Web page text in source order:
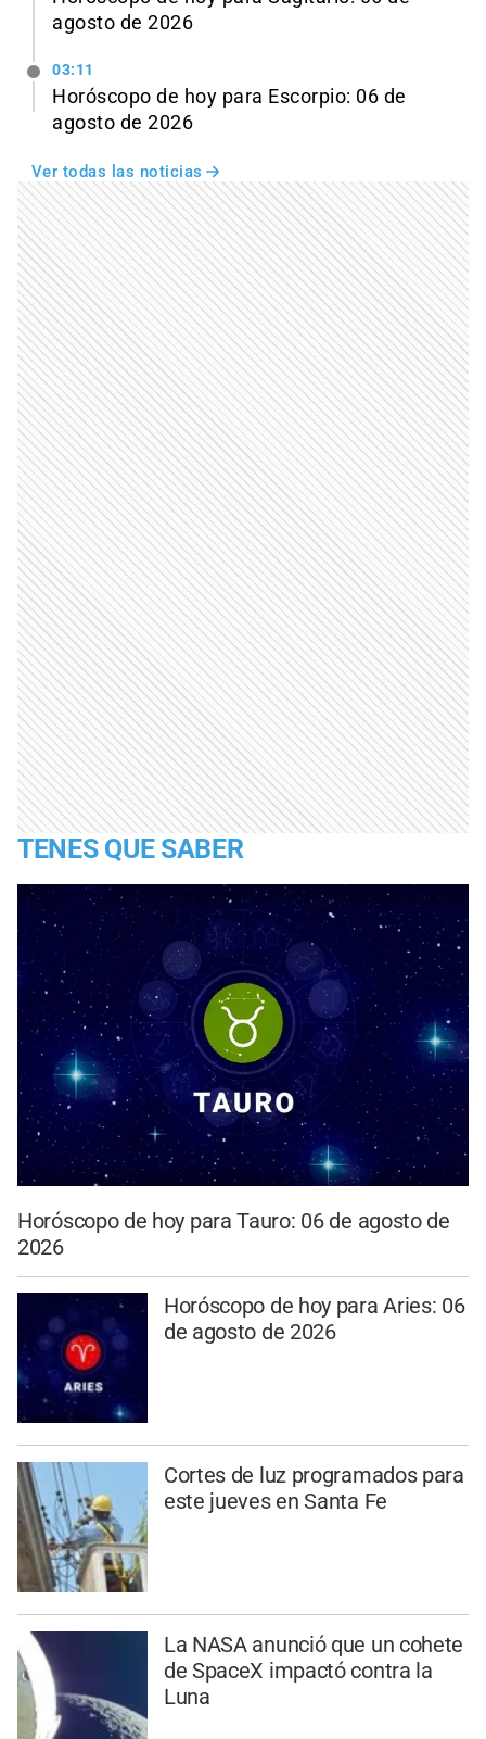
agosto de 2026
03:11
Horóscopo de hoy para Escorpio: 06 de
agosto de 2026
Ver todas las noticias
TENES QUE SABER
Horóscopo de hoy para Tauro: 06 de agosto de
2026
Horóscopo de hoy para Aries: 06
de agosto de 2026
Cortes de luz programados para
este jueves en Santa Fe
La NASA anunció que un cohete
de SpaceX impactó contra la
Luna